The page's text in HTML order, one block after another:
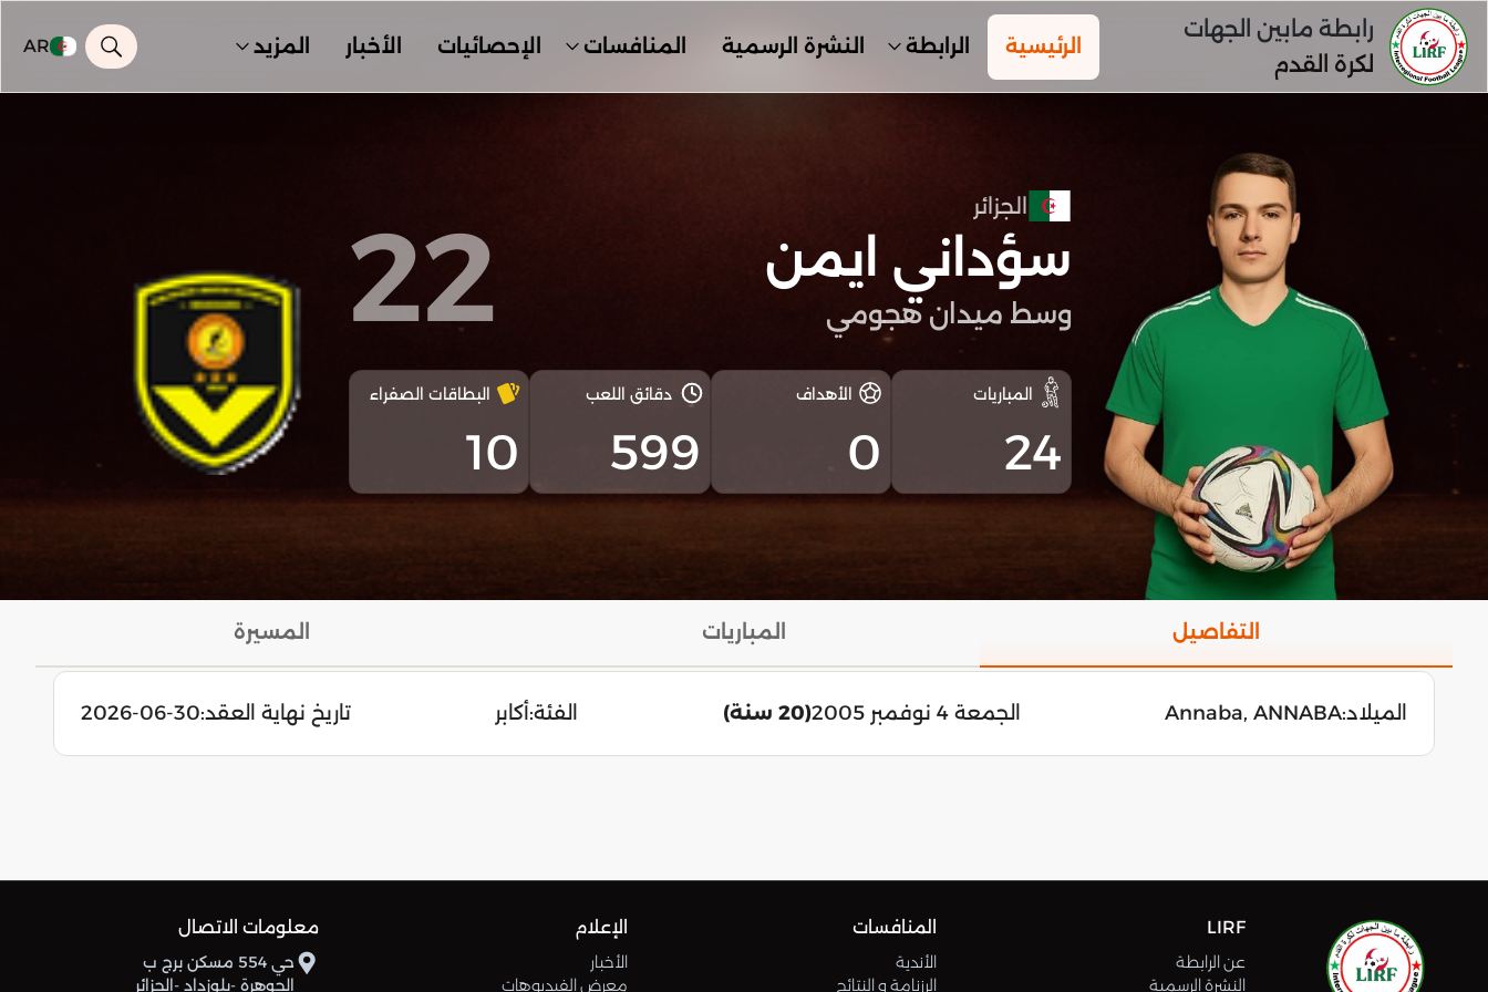
رابطة مابين الجهات
لكرة القدم
الرئيسية الرابطة النشرة الرسمية المنافسات الإحصائيات الأخبار المزيد AR
الجزائر
سؤداني ايمن
وسط ميدان هجومي
المباريات
24
الأهداف
0
دقائق اللعب
599
البطاقات الصفراء
10
22
التفاصيل المباريات المسيرة
الميلاد:Annaba, ANNABA الجمعة 4 نوفمبر 2005 (20 سنة) الفئة:أكابر تاريخ نهاية العقد:2026-06-30
LIRF
عن الرابطة
النشرة الرسمية
المنافسات
الأندية
الرزنامة و النتائج
الإعلام
الأخبار
معرض الفيديوهات
معلومات الاتصال
حي 554 مسكن برج ب
الجوهرة -بلوزداد -الجزائر